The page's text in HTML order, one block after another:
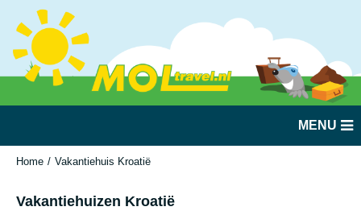
MENU
Home Vakantiehuis Kroatië
Vakantiehuizen Kroatië